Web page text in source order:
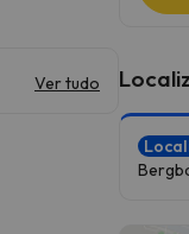
Ver tudo